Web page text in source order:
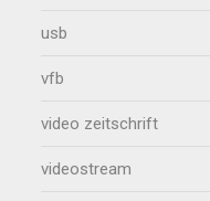
usb
vfb
video zeitschrift
videostream